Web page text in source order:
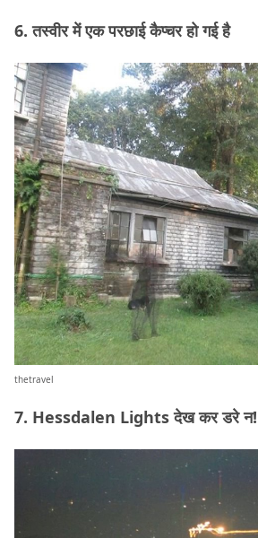
6. तस्वीर में एक परछाई कैप्चर हो गई है
thetravel
7. Hessdalen Lights देख कर डरे न!